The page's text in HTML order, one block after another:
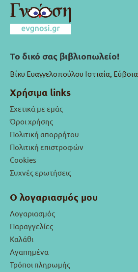
Το δικό σας βιβλιοπωλείο!
Βίκυ Ευαγγελοπούλου Ιστιαία, Εύβοια
Χρήσιμα links
Σχετικά με εμάς
Όροι χρήσης
Πολιτική απορρήτου
Πολιτική επιστροφών
Cookies
Συχνές ερωτήσεις
Ο λογαριασμός μου
Λογαριασμός
Παραγγελίες
Καλάθι
Αγαπημένα
Τρόποι πληρωμής